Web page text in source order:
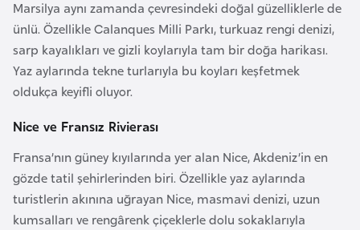
Marsilya aynı zamanda çevresindeki doğal güzelliklerle de
ünlü. Özellikle Calanques Milli Parkı, turkuaz rengi denizi,
sarp kayalıkları ve gizli koylarıyla tam bir doğa harikası.
Yaz aylarında tekne turlarıyla bu koyları keşfetmek
oldukça keyifli oluyor.
Nice ve Fransız Rivierası
Fransa’nın güney kıyılarında yer alan Nice, Akdeniz’in en
gözde tatil şehirlerinden biri. Özellikle yaz aylarında
turistlerin akınına uğrayan Nice, masmavi denizi, uzun
kumsalları ve rengârenk çiçeklerle dolu sokaklarıyla
F
a
s
o
Ç
d